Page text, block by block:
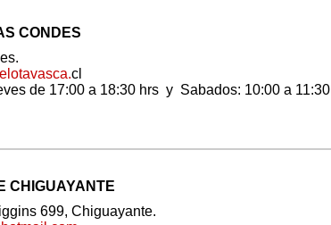
CONDES
cl
de 17:00 a 18:30 hrs y Sabados: 10:00 a 11:30
CHIGUAYANTE
699, Chiguayante.